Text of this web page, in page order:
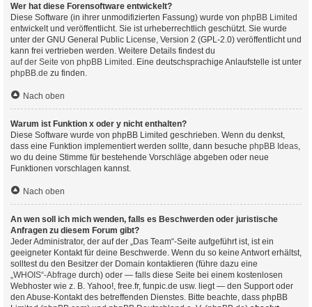
Wer hat diese Forensoftware entwickelt?
Diese Software (in ihrer unmodifizierten Fassung) wurde von phpBB Limited
entwickelt und veröffentlicht. Sie ist urheberrechtlich geschützt. Sie wurde
unter der GNU General Public License, Version 2 (GPL-2.0) veröffentlicht und
kann frei vertrieben werden. Weitere Details findest du
auf der Seite von phpBB Limited . Eine deutschsprachige Anlaufstelle ist unter
phpBB.de zu finden.
Nach oben
Warum ist Funktion x oder y nicht enthalten?
Diese Software wurde von phpBB Limited geschrieben. Wenn du denkst,
dass eine Funktion implementiert werden sollte, dann besuche phpBB Ideas,
wo du deine Stimme für bestehende Vorschläge abgeben oder neue
Funktionen vorschlagen kannst.
Nach oben
An wen soll ich mich wenden, falls es Beschwerden oder juristische
Anfragen zu diesem Forum gibt?
Jeder Administrator, der auf der „Das Team“-Seite aufgeführt ist, ist ein
geeigneter Kontakt für deine Beschwerde. Wenn du so keine Antwort erhältst,
solltest du den Besitzer der Domain kontaktieren (führe dazu eine
„WHOIS“-Abfrage durch) oder — falls diese Seite bei einem kostenlosen
Webhoster wie z. B. Yahoo!, free.fr, funpic.de usw. liegt — den Support oder
den Abuse-Kontakt des betreffenden Dienstes. Bitte beachte, dass phpBB